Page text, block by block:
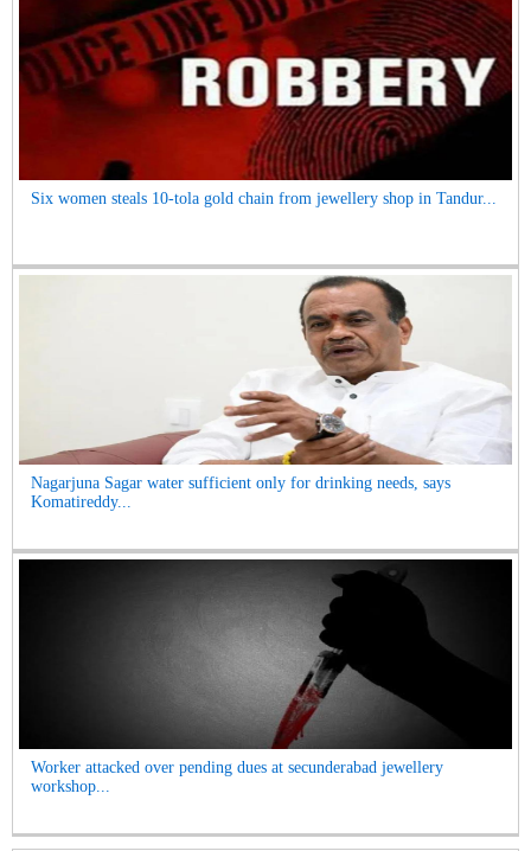
Six women steals 10-tola gold chain from jewellery shop in Tandur...
Nagarjuna Sagar water sufficient only for drinking needs, says
Komatireddy...
Worker attacked over pending dues at secunderabad jewellery
workshop...